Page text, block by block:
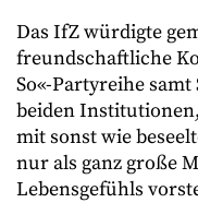
Das IfZ würdigte
freundschaftliche
So«-Partyreihe
beiden
mit sonst wie
nur als ganz große
Lebensgefühls